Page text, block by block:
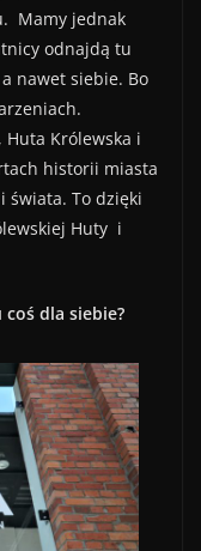
Mamy jednak
odnajdą tu
nawet siebie. Bo
Królewska i
historii miasta
świata. To dzięki
Huty i
dla siebie?